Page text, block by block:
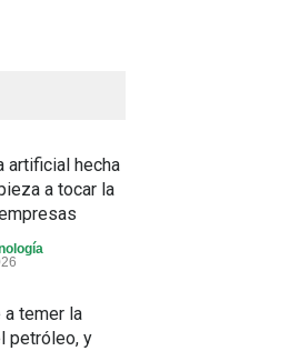
artificial hecha
a tocar la
a temer la
petróleo, y